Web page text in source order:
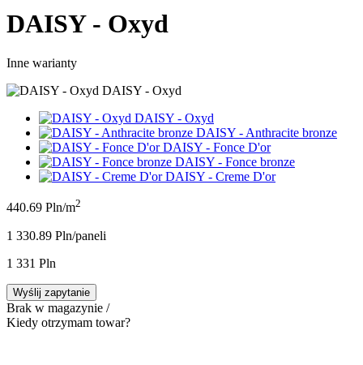
DAISY - Oxyd
Inne warianty
DAISY - Oxyd
DAISY - Oxyd
DAISY - Anthracite bronze
DAISY - Fonce D'or
DAISY - Fonce bronze
DAISY - Creme D'or
440.69 Pln/m2
1 330.89 Pln/paneli
1 331 Pln
Wyślij zapytanie
Brak w magazynie /
Kiedy otrzymam towar?